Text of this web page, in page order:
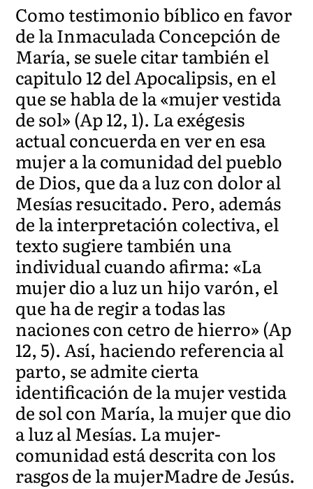
Como testimonio bíblico en favor
de la Inmaculada Concepción de
María, se suele citar también el
capitulo 12 del Apocalipsis, en el
que se habla de la «mujer vestida
de sol» (Ap 12, 1). La exégesis
actual concuerda en ver en esa
mujer a la comunidad del pueblo
de Dios, que da a luz con dolor al
Mesías resucitado. Pero, además
de la interpretación colectiva, el
texto sugiere también una
individual cuando afirma: «La
mujer dio a luz un hijo varón, el
que ha de regir a todas las
naciones con cetro de hierro» (Ap
12, 5). Así, haciendo referencia al
parto, se admite cierta
identificación de la mujer vestida
de sol con María, la mujer que dio
a luz al Mesías. La mujer­
comunidad está descrita con los
rasgos de la mujer­Madre de Jesús.